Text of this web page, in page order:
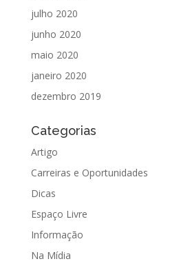
julho 2020
junho 2020
maio 2020
janeiro 2020
dezembro 2019
Categorias
Artigo
Carreiras e Oportunidades
Dicas
Espaço Livre
Informação
Na Mídia